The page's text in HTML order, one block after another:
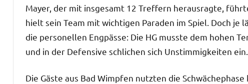
Mayer, der mit insgesamt 12 Treffern herausragte,
hielt sein Team mit wichtigen Paraden im Spiel. Doch
die personellen Engpässe: Die HG musste dem hohen
und in der Defensive schlichen sich Unstimmigkeiten ein.
Die Gäste aus Bad Wimpfen nutzten die